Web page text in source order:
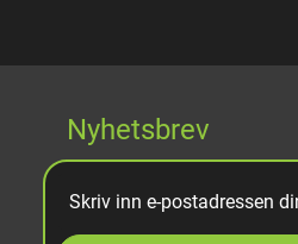
Nyhetsbrev